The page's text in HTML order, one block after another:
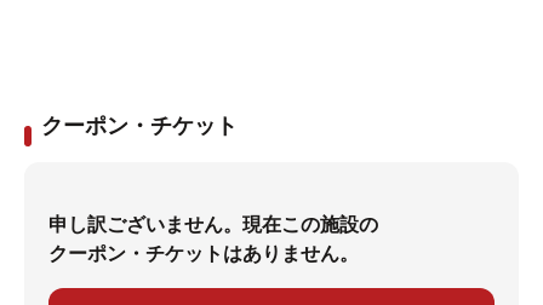
クーポン・チケット
申し訳ございません。現在この施設の
クーポン・チケットはありません。